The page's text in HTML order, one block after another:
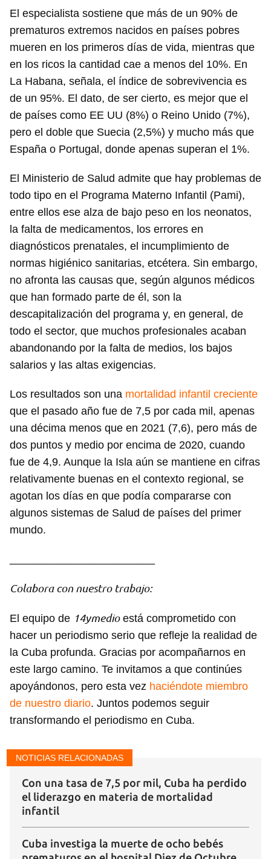
Guardar como favorito
Para poder guardar como favorito, primero has de
iniciar sesión con tu cuenta de 14ymedio.
INICIAR SESIÓN CANCELAR
El especialista sostiene que más de un 90% de
prematuros extremos nacidos en países pobres
mueren en los primeros días de vida, mientras que
en los ricos la cantidad cae a menos del 10%. En
La Habana, señala, el índice de sobrevivencia es
de un 95%. El dato, de ser cierto, es mejor que el
de países como EE UU (8%) o Reino Unido (7%),
pero el doble que Suecia (2,5%) y mucho más que
España o Portugal, donde apenas superan el 1%.
El Ministerio de Salud admite que hay problemas de
todo tipo en el Programa Materno Infantil (Pami),
entre ellos ese alza de bajo peso en los neonatos,
la falta de medicamentos, los errores en
diagnósticos prenatales, el incumplimiento de
normas higiénico sanitarias, etcétera. Sin embargo,
no afronta las causas que, según algunos médicos
que han formado parte de él, son la
descapitalización del programa y, en general, de
todo el sector, que muchos profesionales acaban
abandonando por la falta de medios, los bajos
salarios y las altas exigencias.
Los resultados son una mortalidad infantil creciente
que el pasado año fue de 7,5 por cada mil, apenas
una décima menos que en 2021 (7,6), pero más de
dos puntos y medio por encima de 2020, cuando
fue de 4,9. Aunque la Isla aún se mantiene en cifras
relativamente buenas en el contexto regional, se
agotan los días en que podía compararse con
algunos sistemas de Salud de países del primer
mundo.
Colabora con nuestro trabajo:
El equipo de 14ymedioestá comprometido con
hacer un periodismo serio que refleje la realidad de
la Cuba profunda. Gracias por acompañarnos en
este largo camino. Te invitamos a que continúes
apoyándonos, pero esta vez haciéndote miembro
de nuestro diario. Juntos podemos seguir
transformando el periodismo en Cuba.
NOTICIAS RELACIONADAS
Con una tasa de 7,5 por mil, Cuba ha perdido
el liderazgo en materia de mortalidad
infantil
Cuba investiga la muerte de ocho bebés